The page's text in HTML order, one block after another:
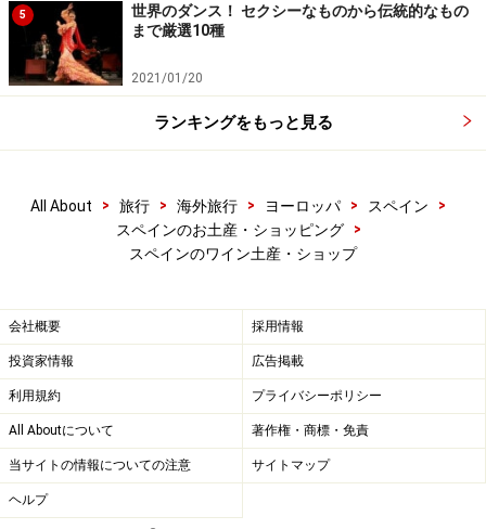
5
世界のダンス！ セクシーなものから伝統的なもの
まで厳選10種
2021/01/20
ランキングをもっと見る
All About > 旅行 > 海外旅行 > ヨーロッパ > スペイン
>
スペインのお土産・ショッピング
>
スペインのワイン土産・ショップ
会社概要 採用情報
投資家情報 広告掲載
利用規約 プライバシーポリシー
All Aboutについて 著作権・商標・免責
当サイトの情報についての注意 サイトマップ
ヘルプ